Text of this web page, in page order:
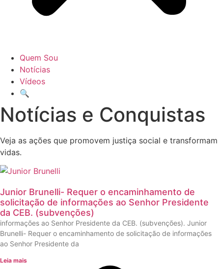
Quem Sou
Notícias
Vídeos
🔍
Notícias e Conquistas
Veja as ações que promovem justiça social e transformam
vidas.
Junior Brunelli- Requer o encaminhamento de
solicitação de informações ao Senhor Presidente
da CEB. (subvenções)
informações ao Senhor Presidente da CEB. (subvenções). Junior
Brunelli- Requer o encaminhamento de solicitação de informações
ao Senhor Presidente da
Leia mais